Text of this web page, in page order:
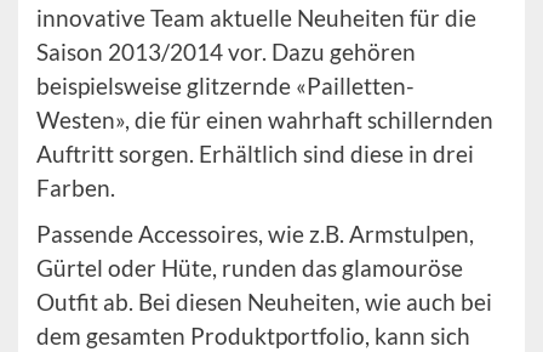
innovative Team aktuelle Neuheiten für die
Saison 2013/2014 vor. Dazu gehören
beispielsweise glitzernde «Pailletten-
Westen», die für einen wahrhaft schillernden
Auftritt sorgen. Erhältlich sind diese in drei
Farben.
Passende Accessoires, wie z.B. Armstulpen,
Gürtel oder Hüte, runden das glamouröse
Outfit ab. Bei diesen Neuheiten, wie auch bei
dem gesamten Produktportfolio, kann sich